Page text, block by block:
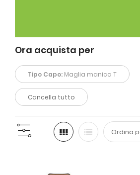
Ora acquista per
Tipo Capo: Maglia manica T
Cancella tutto